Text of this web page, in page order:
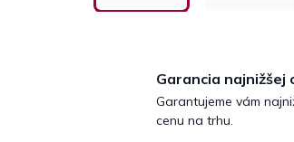
Garancia najnižšej
Garantujeme vám
cenu na trhu.